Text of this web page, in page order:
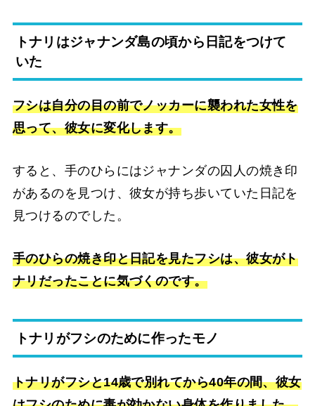
トナリはジャナンダ島の頃から日記をつけて
いた
フシは自分の目の前でノッカーに襲われた女性を
思って、彼女に変化します。
すると、手のひらにはジャナンダの囚人の焼き印
があるのを見つけ、彼女が持ち歩いていた日記を
見つけるのでした。
手のひらの焼き印と日記を見たフシは、彼女がト
ナリだったことに気づくのです。
トナリがフシのために作ったモノ
トナリがフシと14歳で別れてから40年の間、彼女